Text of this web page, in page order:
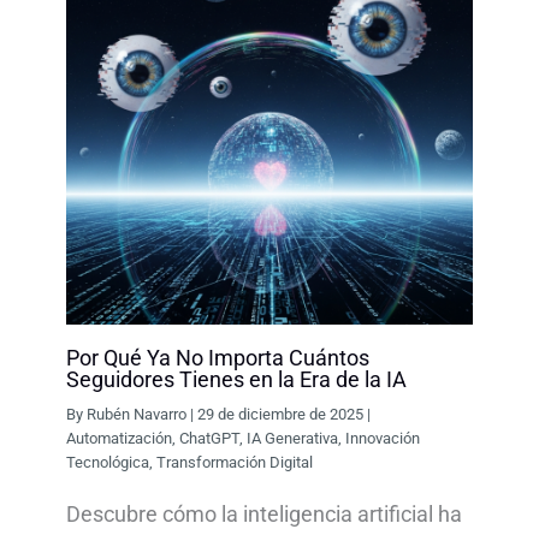
Por Qué Ya No Importa Cuántos
Seguidores Tienes en la Era de la IA
By Rubén Navarro |29 de diciembre de 2025 |
Automatización ,ChatGPT, IA Generativa Innovación
Tecnológica ,Transformación Digital
Descubre cómo la inteligencia artificial ha